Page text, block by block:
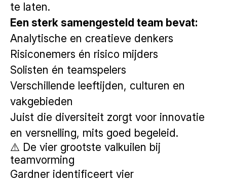
te laten.
Een sterk samengesteld team bevat:
Analytische en creatieve denkers
Risiconemers én risico mijders
Solisten én teamspelers
Verschillende leeftijden, culturen en
vakgebieden
Juist die diversiteit zorgt voor innovatie
en versnelling, mits goed begeleid.
⚠️ De vier grootste valkuilen bij
teamvorming
Gardner identificeert vier